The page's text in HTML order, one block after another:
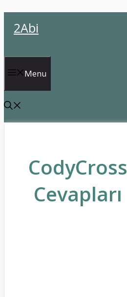
atla2Abi
Menu
CodyCross
Cevapları